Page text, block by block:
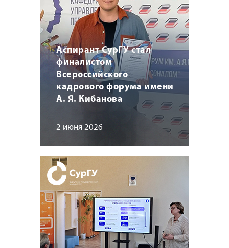
Аспирант СурГУ стал
финалистом
Всероссийского
кадрового форума имени
А. Я. Кибанова
2 июня 2026